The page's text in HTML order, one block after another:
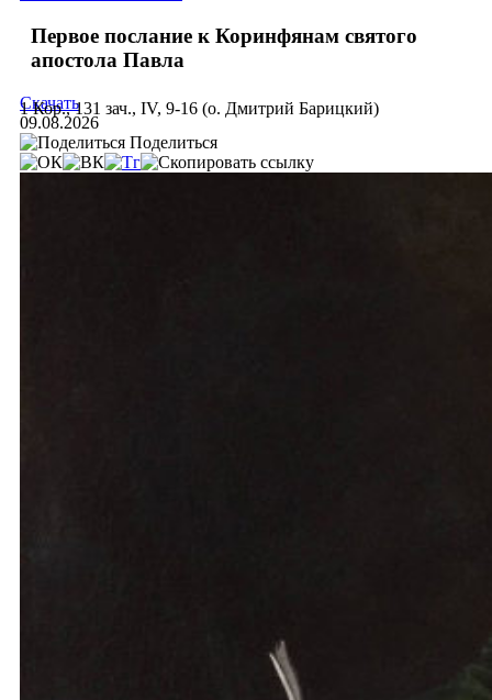
Первое послание к Коринфянам святого
апостола Павла
1 Кор., 131 зач., IV, 9-16 (о. Дмитрий Барицкий)
Скачать
09.08.2026
Поделиться